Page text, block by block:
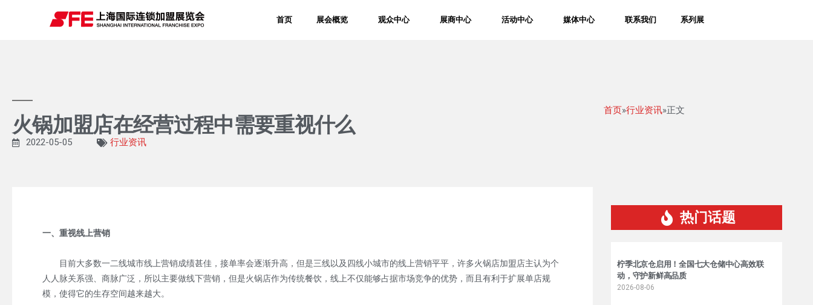
首页 展会概览 观众中心 展商中心 活动中心 媒体中心 联系我们 系列展
火锅加盟店在经营过程中需要重视什么
首页»行业资讯»正文
2022-05-05 行业资讯
一、重视线上营销
目前大多数一二线城市线上营销成绩甚佳，接单率会逐渐升高，但是三线以及四线小城市的线上营销平平，许多火锅店加盟店主认为个
人人脉关系强、商脉广泛，所以主要做线下营销，但是火锅店作为传统餐饮，线上不仅能够占据市场竞争的优势，而且有利于扩展单店规
模，使得它的生存空间越来越大。
热门话题
柠季北京仓启用！全国七大仓储中心高效联
动，守护新鲜高品质
2026-08-06